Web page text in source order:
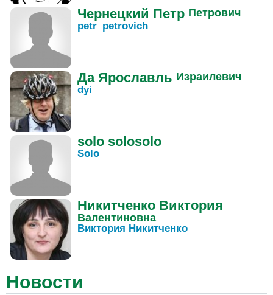
Чернецкий Петр Петрович
petr_petrovich
Да Ярославль Израилевич
dyi
solo solosolo
Solo
Никитченко Виктория
Валентиновна
Виктория Никитченко
Новости